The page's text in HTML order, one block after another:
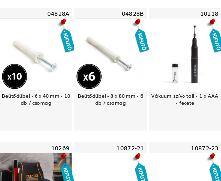
04828A
Beütődűbel - 6 x 40 mm - 10
db / csomag
04828B
Beütődűbel - 8 x 80 mm - 6
db / csomag
10218
Vákuum szívó toll - 1 x AAA
- fekete
10269 10872-21 10872-23